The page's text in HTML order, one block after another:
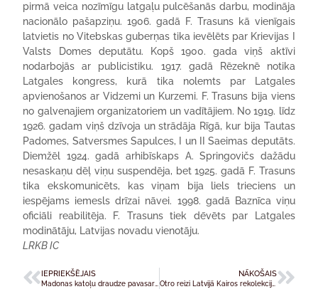
pirmā veica nozīmīgu latgaļu pulcēšanās darbu, modināja
nacionālo pašapziņu. 1906. gadā F. Trasuns kā vienīgais
latvietis no Vitebskas guberņas tika ievēlēts par Krievijas I
Valsts Domes deputātu. Kopš 1900. gada viņš aktīvi
nodarbojās ar publicistiku. 1917. gadā Rēzeknē notika
Latgales kongress, kurā tika nolemts par Latgales
apvienošanos ar Vidzemi un Kurzemi. F. Trasuns bija viens
no galvenajiem organizatoriem un vadītājiem. No 1919. līdz
1926. gadam viņš dzīvoja un strādāja Rīgā, kur bija Tautas
Padomes, Satversmes Sapulces, I un II Saeimas deputāts.
Diemžēl 1924. gadā arhibīskaps A. Springovičs dažādu
nesaskaņu dēļ viņu suspendēja, bet 1925. gadā F. Trasuns
tika ekskomunicēts, kas viņam bija liels trieciens un
iespējams iemesls drīzai nāvei. 1998. gadā Baznīca viņu
oficiāli reabilitēja. F. Trasuns tiek dēvēts par Latgales
modinātāju, Latvijas novadu vienotāju.
LRKB IC
IEPRIEKŠĒJAIS NĀKOŠAIS
Otro reizi Latvijā Kairos rekolekcijas jauniešiem